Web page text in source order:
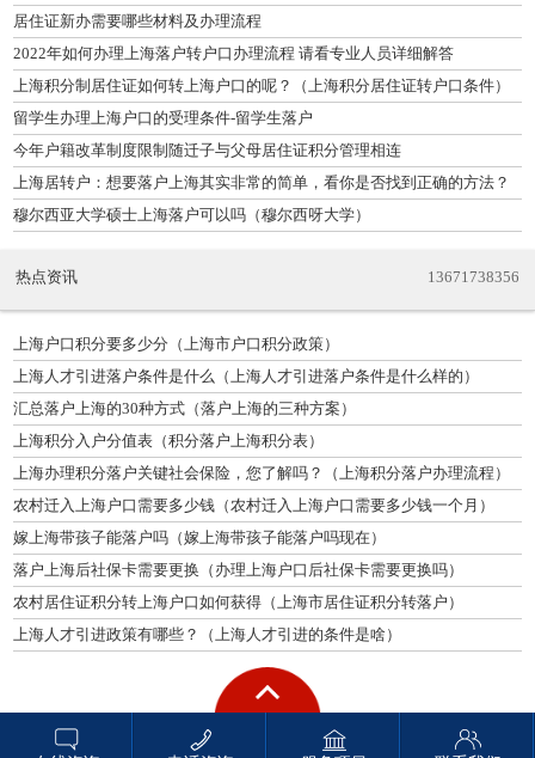
居住证新办需要哪些材料及办理流程
2022年如何办理上海落户转户口办理流程 请看专业人员详细解答
上海积分制居住证如何转上海户口的呢？（上海积分居住证转户口条件）
留学生办理上海户口的受理条件-留学生落户
今年户籍改革制度限制随迁子与父母居住证积分管理相连
上海居转户：想要落户上海其实非常的简单，看你是否找到正确的方法？
穆尔西亚大学硕士上海落户可以吗（穆尔西呀大学）
热点资讯 13671738356
上海户口积分要多少分（上海市户口积分政策）
上海人才引进落户条件是什么（上海人才引进落户条件是什么样的）
汇总落户上海的30种方式（落户上海的三种方案）
上海积分入户分值表（积分落户上海积分表）
上海办理积分落户关键社会保险，您了解吗？（上海积分落户办理流程）
农村迁入上海户口需要多少钱（农村迁入上海户口需要多少钱一个月）
嫁上海带孩子能落户吗（嫁上海带孩子能落户吗现在）
落户上海后社保卡需要更换（办理上海户口后社保卡需要更换吗）
农村居住证积分转上海户口如何获得（上海市居住证积分转落户）
上海人才引进政策有哪些？（上海人才引进的条件是啥）